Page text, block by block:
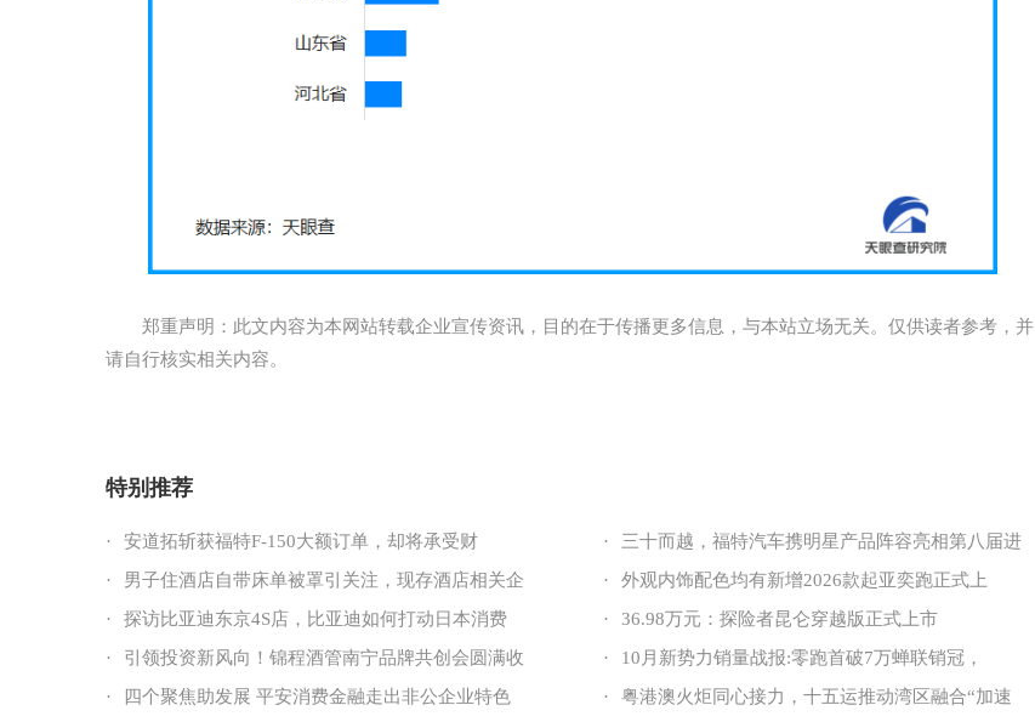
郑重声明：此文内容为本网站转载企业宣传资讯，目的在于传播更多信息，与本站立场无关。仅供读者参考，并
请自行核实相关内容。
特别推荐
·
安道拓斩获福特F-150大额订单，却将承受财
·
男子住酒店自带床单被罩引关注，现存酒店相关企
·
探访比亚迪东京4S店，比亚迪如何打动日本消费
·
引领投资新风向！锦程酒管南宁品牌共创会圆满收
·
四个聚焦助发展 平安消费金融走出非公企业特色
·
三十而越，福特汽车携明星产品阵容亮相第八届进
·
外观内饰配色均有新增2026款起亚奕跑正式上
·
36.98万元：探险者昆仑穿越版正式上市
·
10月新势力销量战报:零跑首破7万蝉联销冠，
·
粤港澳火炬同心接力，十五运推动湾区融合“加速